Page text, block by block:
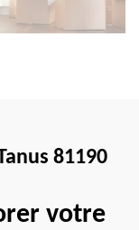
81190
votre